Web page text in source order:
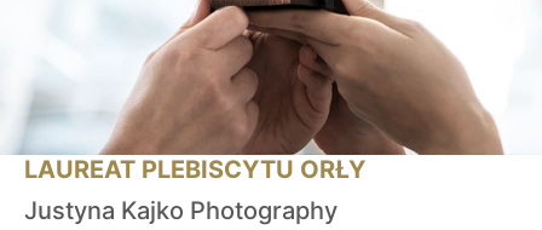
LAUREAT PLEBISCYTU ORŁY
Justyna Kajko Photography